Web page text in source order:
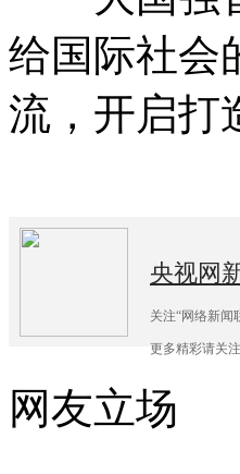
给国际社会
流，开启打
央视网
关注“网络新闻
更多精彩请关
网友立场